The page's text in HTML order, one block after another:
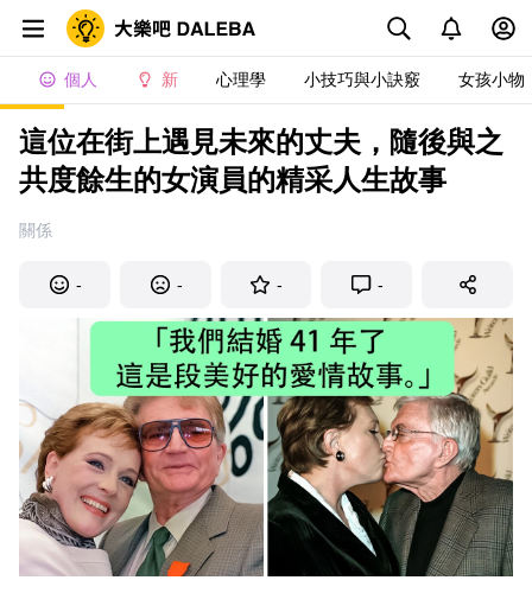
個人 新 心理學 小技巧與小訣竅 女孩小物
這位在街上遇見未來的丈夫，隨後與之
共度餘生的女演員的精采人生故事
關係
- - - -